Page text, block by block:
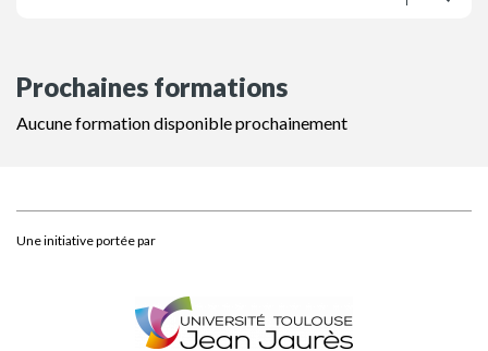
Prochaines formations
Aucune formation disponible prochainement
Une initiative portée par